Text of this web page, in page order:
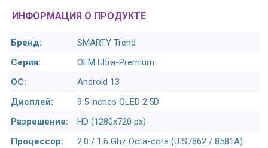
ИНФОРМАЦИЯ О ПРОДУКТЕ
Бренд:
SMARTY Trend
Серия:
OEM Ultra-Premium
ОС:
Android 13
Дисплей:
9.5 inches QLED 2.5D
Разрешение:
HD (1280х720 px)
Процессор:
2.0 / 1.6 Ghz Octa-core (UIS7862 / 8581A)